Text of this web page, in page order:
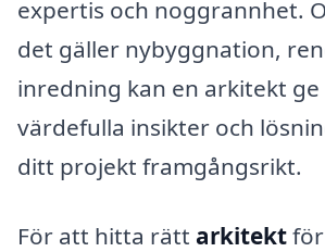
expertis och noggrannhet.
det gäller nybyggnation,
inredning kan en arkitekt ge
värdefulla insikter och
ditt projekt framgångsrikt.
För att hitta rätt arkitekt